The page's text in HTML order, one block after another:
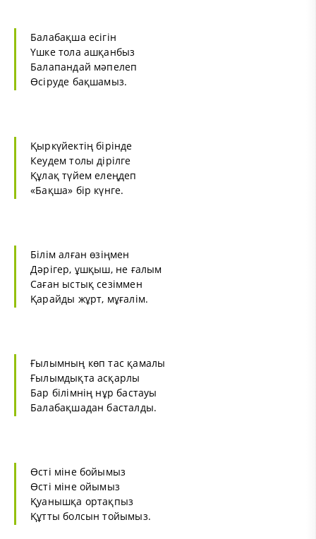
Балабақша есігін
Үшке тола ашқанбыз
Балапандай мәпелеп
Өсіруде бақшамыз.
Қыркүйектің бірінде
Кеудем толы дірілге
Құлақ түйем елеңдеп
«Бақша» бір күнге.
Білім алған өзіңмен
Дәрігер, ұшқыш, не ғалым
Саған ыстық сезіммен
Қарайды жұрт, мұғалім.
Ғылымның көп тас қамалы
Ғылымдықта асқарлы
Бар білімнің нұр бастауы
Балабақшадан басталды.
Өсті міне бойымыз
Өсті міне ойымыз
Қуанышқа ортақпыз
Құтты болсын тойымыз.